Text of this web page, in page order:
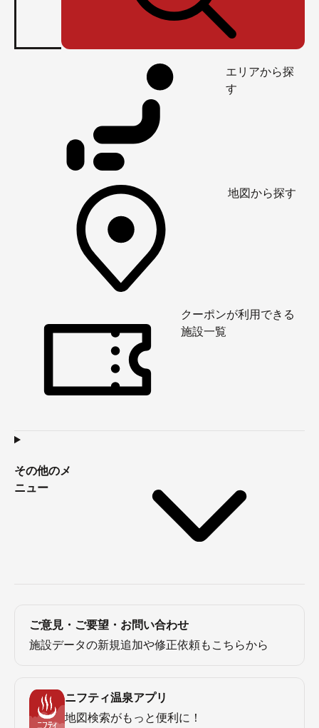
エリアから探
す
地図から探す
クーポンが利用できる
施設一覧
その他のメ
ニュー
ご意見・ご要望・お問い合わせ
施設データの新規追加や修正依頼もこちらから
ニフティ温泉アプリ
地図検索がもっと便利に！